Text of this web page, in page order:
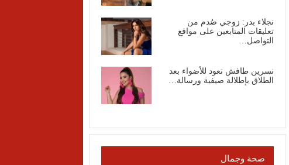
نجلاء بدر: زوجي صُدم من
تعليقات المتابعين على مواقع
التواصل…
نسرين طافش تعود للأضواء بعد
الطلاق بإطلالة صيفية ورسالة…
صحة وجمال